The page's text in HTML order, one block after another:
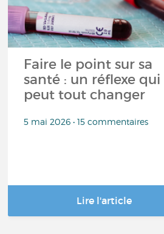
Faire le point sur sa
santé : un réflexe qui
peut tout changer
5 mai 2026 • 15 commentaires
Lire l'article